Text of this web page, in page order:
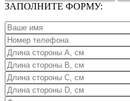
ЗАПОЛНИТЕ ФОРМУ: